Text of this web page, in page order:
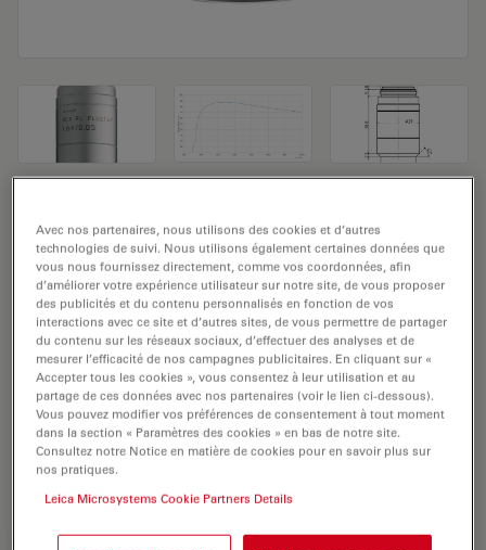
1,6x/0,05
Numéro de produit: 11506234
L'objectif HC PL FLUOTAR 1,6x/0,05 a un grossissement
de 1,6x et une ouverture numérique de 0,05mm. Pour
une utilisation dans un environnement matériel en
immersion sèche, avec un objectif fileté M25 ayant une
distance de travail libre de 3,4 mm et un NC (numéro
de champ) de 25.
DEMANDE DE DEVIS
Avec nos partenaires, nous utilisons des cookies et d’autres
technologies de suivi. Nous utilisons également certaines données que
vous nous fournissez directement, comme vos coordonnées, afin
d’améliorer votre expérience utilisateur sur notre site, de vous proposer
des publicités et du contenu personnalisés en fonction de vos
interactions avec ce site et d’autres sites, de vous permettre de partager
du contenu sur les réseaux sociaux, d’effectuer des analyses et de
mesurer l’efficacité de nos campagnes publicitaires. En cliquant sur «
Accepter tous les cookies », vous consentez à leur utilisation et au
partage de ces données avec nos partenaires (voir le lien ci-dessous).
Vous pouvez modifier vos préférences de consentement à tout moment
dans la section « Paramètres des cookies » en bas de notre site.
Consultez notre Notice en matière de cookies pour en savoir plus sur
nos pratiques.
Leica Microsystems Cookie Partners Details